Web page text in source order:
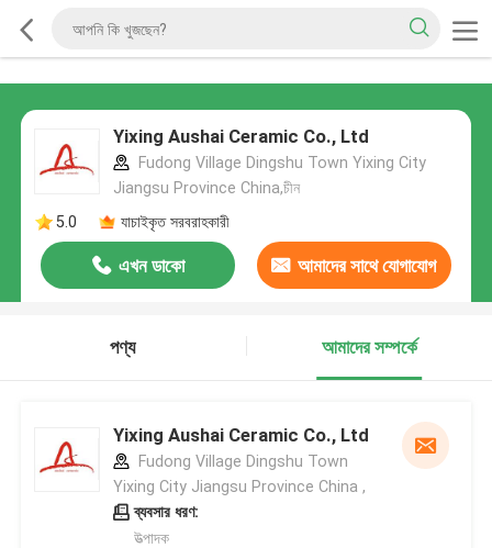
Yixing Aushai Ceramic Co., Ltd
Fudong Village Dingshu Town Yixing City
Jiangsu Province China,চীন
5.0
যাচাইকৃত সরবরাহকারী
এখন ডাকো আমাদের সাথে যোগাযোগ
পণ্য
আমাদের সম্পর্কে
Yixing Aushai Ceramic Co., Ltd
Fudong Village Dingshu Town
Yixing City Jiangsu Province China ,
ব্যবসার ধরণ:
উত্পাদক